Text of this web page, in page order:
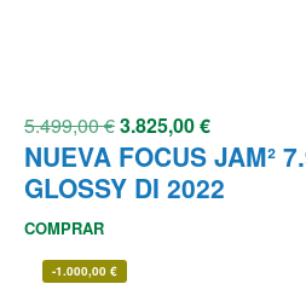
5.499,00€3.825,00€
NUEVA FOCUS JAM²
GLOSSY DI 2022
COMPRAR
-1.000,00 €